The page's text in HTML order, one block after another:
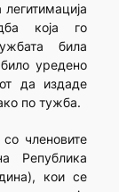
која го
била
уредено
да издаде
по тужба.
членовите
Република
кои се